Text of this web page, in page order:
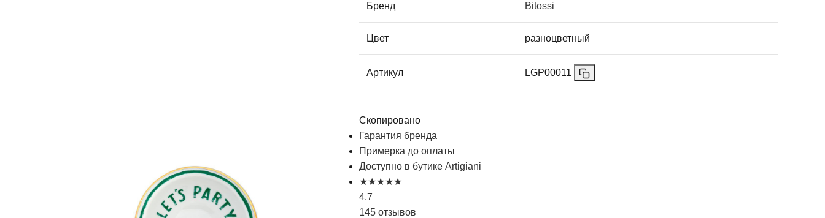
Бренд Bitossi
Цвет разноцветный
Артикул LGP00011
Скопировано
Гарантия бренда
Примерка до оплаты
Доступно в бутике Artigiani
★★★★★
4.7
145 отзывов